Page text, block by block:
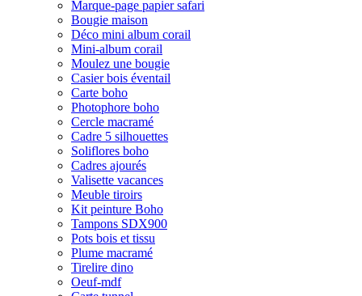
Marque-page papier safari
Bougie maison
Déco mini album corail
Mini-album corail
Moulez une bougie
Casier bois éventail
Carte boho
Photophore boho
Cercle macramé
Cadre 5 silhouettes
Soliflores boho
Cadres ajourés
Valisette vacances
Meuble tiroirs
Kit peinture Boho
Tampons SDX900
Pots bois et tissu
Plume macramé
Tirelire dino
Oeuf-mdf